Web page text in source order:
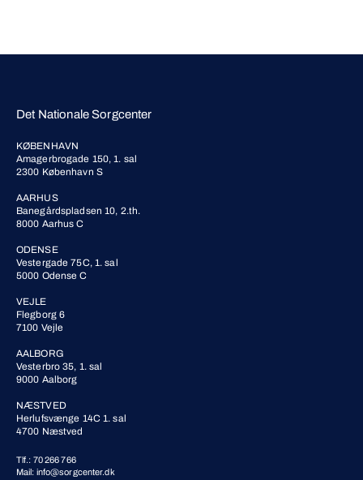
Det Nationale Sorgcenter
KØBENHAVN
Amagerbrogade 150, 1. sal
2300 København S
AARHUS
Banegårdspladsen 10, 2.th.
8000 Aarhus C
ODENSE
Vestergade 75C, 1. sal
5000 Odense C
VEJLE
Flegborg 6
7100 Vejle
AALBORG
Vesterbro 35, 1. sal
9000 Aalborg
NÆSTVED
Herlufsvænge 14C 1. sal
4700 Næstved
Tlf.: 70 266 766
Mail: info@sorgcenter.dk